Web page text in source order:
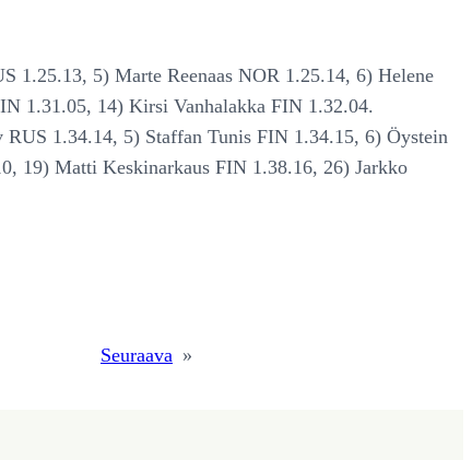
1.25.13, 5) Marte Reenaas NOR 1.25.14, 6) Helene
1.31.05, 14) Kirsi Vanhalakka FIN 1.32.04.
1.34.14, 5) Staffan Tunis FIN 1.34.15, 6) Öystein
19) Matti Keskinarkaus FIN 1.38.16, 26) Jarkko
Seuraava »